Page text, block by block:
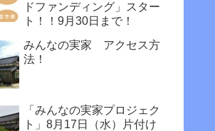
ドファンディング」スター
ト！！9月30日まで！
みんなの実家 アクセス方
法！
「みんなの実家プロジェク
ト」8月17日（水）片付け